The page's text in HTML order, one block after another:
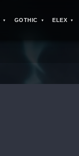
GOTHIC ELEX